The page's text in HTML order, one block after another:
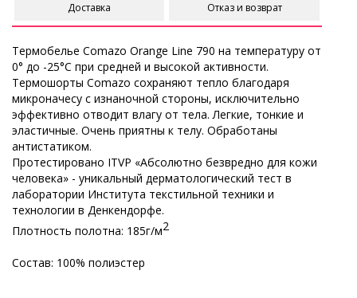
Доставка Отказ и возврат
Термобелье Comazo Orange Line 790 на температуру от
0° до -25°C при средней и высокой активности.
Термошорты Comazo сохраняют тепло благодаря
микроначесу с изнаночной стороны, исключительно
эффективно отводит влагу от тела. Легкие, тонкие и
эластичные. Очень приятны к телу. Обработаны
антистатиком.
Протестировано ITVP «Абсолютно безвредно для кожи
человека» - уникальный дерматологический тест в
лаборатории Института текстильной техники и
технологии в Денкендорфе.
Плотность полотна: 185г/м2
Состав: 100% полиэстер